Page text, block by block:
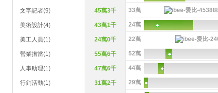
文字記者(9) 45萬3千 33萬
美術設計(4) 43萬1千 24萬
美工人員(1) 24萬0千 22萬
營業擔當(1) 55萬6千 52萬
人事助理(1) 47萬6千 44萬
行銷活動(1) 31萬2千 29萬